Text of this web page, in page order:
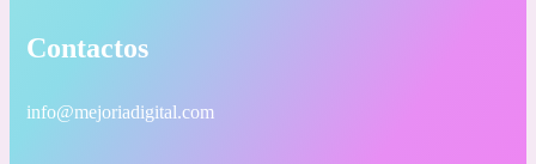
Contactos
info@mejoriadigital.com